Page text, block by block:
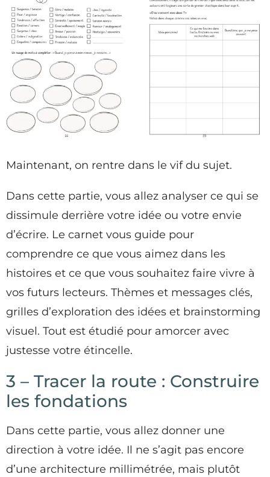
Maintenant, on rentre dans le vif du sujet.
Dans cette partie, vous allez analyser ce qui se
dissimule derrière votre idée ou votre envie
d’écrire. Le carnet vous guide pour
comprendre ce que vous aimez dans les
histoires et ce que vous souhaitez faire vivre à
vos futurs lecteurs. Thèmes et messages clés,
grilles d’exploration des idées et brainstorming
visuel. Tout est étudié pour amorcer avec
justesse votre étincelle.
3 – Tracer la route : Construire
les fondations
Dans cette partie, vous allez donner une
direction à votre idée. Il ne s’agit pas encore
d’une architecture millimétrée, mais plutôt